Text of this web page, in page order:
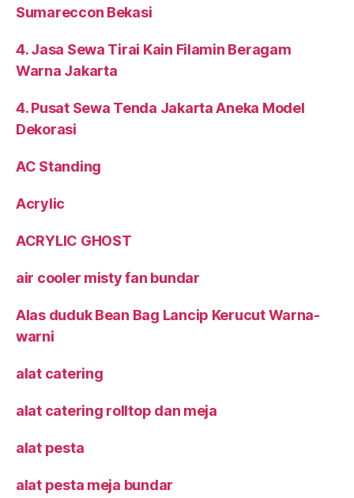
Sumareccon Bekasi
4. Jasa Sewa Tirai Kain Filamin Beragam
Warna Jakarta
4. Pusat Sewa Tenda Jakarta Aneka Model
Dekorasi
AC Standing
Acrylic
ACRYLIC GHOST
air cooler misty fan bundar
Alas duduk Bean Bag Lancip Kerucut Warna-
warni
alat catering
alat catering rolltop dan meja
alat pesta
alat pesta meja bundar